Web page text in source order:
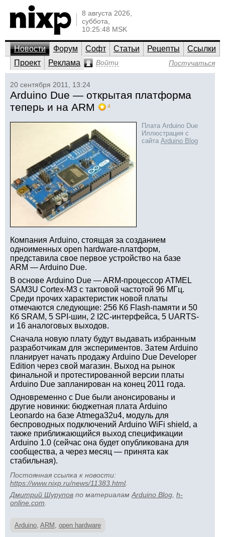
8 августа 2026,
суббота,
10:25:48 MSK
Новости Форум Софт Статьи Рецепты
Ссылки
Проект
Реклама Войти Постучаться
20 сентября 2011, 13:24
Arduino Due — открытая платформа
теперь и на ARM
4
Плата Arduino Due
Иллюстрация с
сайта Arduino Blog
Компания Arduino, стоящая за созданием
одноименных open hardware-платформ,
представила свое первое устройство на базе
ARM — Arduino Due.
В основе Arduino Due — ARM-процессор ATMEL
SAM3U Cortex-M3 с тактовой частотой 96 МГц.
Среди прочих характеристик новой платы
отмечаются следующие: 256 Кб Flash-памяти и 50
Кб SRAM, 5 SPI-шин, 2 I2C-интерфейса, 5 UARTS-
и 16 аналоговых выходов.
Сначала новую плату будут выдавать избранным
разработчикам для экспериментов. Затем Arduino
планирует начать продажу Arduino Due Developer
Edition через свой магазин. Выход на рынок
финальной и протестированной версии платы
Arduino Due запланирован на конец 2011 года.
Одновременно с Due были анонсированы и
другие новинки: бюджетная плата Arduino
Leonardo на базе Atmega32u4, модуль для
беспроводных подключений Arduino WiFi shield, а
также приближающийся выход спецификации
Arduino 1.0 (сейчас она будет опубликована для
сообщества, а через месяц — принята как
стабильная).
Постоянная ссылка к новости:
https://www.nixp.ru/news/11383.html.
Дмитрий Шурупов по материалам Arduino Blog h-
online.com
Arduino, ARM , open hardware